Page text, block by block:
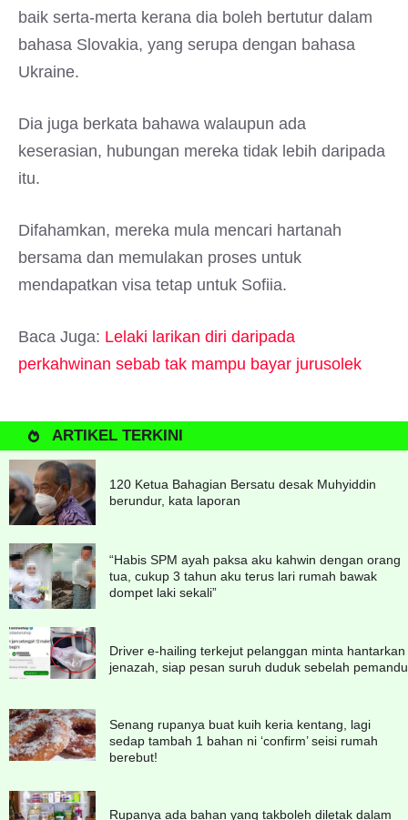
baik serta-merta kerana dia boleh bertutur dalam
bahasa Slovakia, yang serupa dengan bahasa
Ukraine.
Dia juga berkata bahawa walaupun ada
keserasian, hubungan mereka tidak lebih daripada
itu.
Difahamkan, mereka mula mencari hartanah
bersama dan memulakan proses untuk
mendapatkan visa tetap untuk Sofiia.
Baca Juga: Lelaki larikan diri daripada
perkahwinan sebab tak mampu bayar jurusolek
ARTIKEL TERKINI
120 Ketua Bahagian Bersatu desak Muhyiddin
berundur, kata laporan
“Habis SPM ayah paksa aku kahwin dengan orang
tua, cukup 3 tahun aku terus lari rumah bawak
dompet laki sekali”
Driver e-hailing terkejut pelanggan minta hantarkan
jenazah, siap pesan suruh duduk sebelah pemandu
Senang rupanya buat kuih keria kentang, lagi
sedap tambah 1 bahan ni ‘confirm’ seisi rumah
berebut!
Rupanya ada bahan yang takboleh diletak dalam